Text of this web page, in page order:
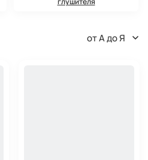
от А до Я